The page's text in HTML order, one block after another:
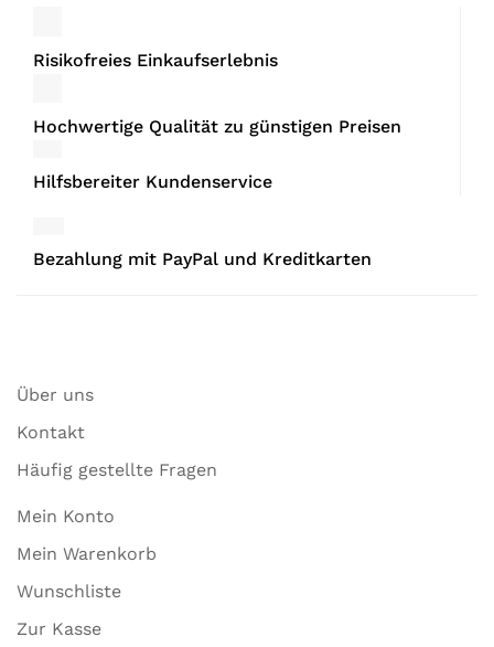
Risikofreies Einkaufserlebnis
Hochwertige Qualität zu günstigen Preisen
Hilfsbereiter Kundenservice
Bezahlung mit PayPal und Kreditkarten
Über uns
Kontakt
Häufig gestellte Fragen
Mein Konto
Mein Warenkorb
Wunschliste
Zur Kasse